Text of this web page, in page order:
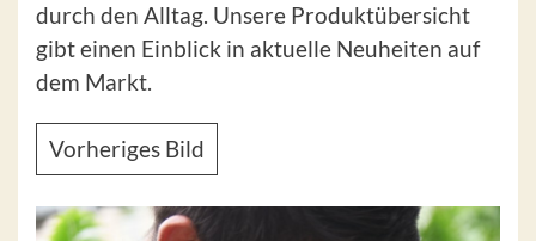
durch den Alltag. Unsere Produktübersicht
gibt einen Einblick in aktuelle Neuheiten auf
dem Markt.
Vorheriges Bild